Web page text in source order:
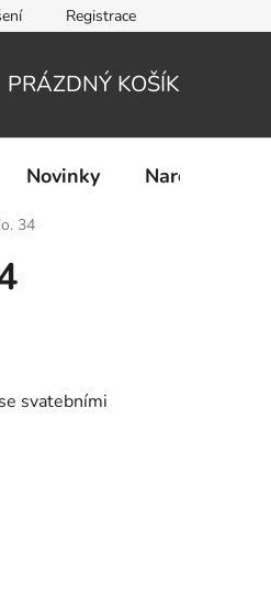
Registrace
PRÁZDNÝ KOŠÍK
Novinky Narozeniny
34
svatebními